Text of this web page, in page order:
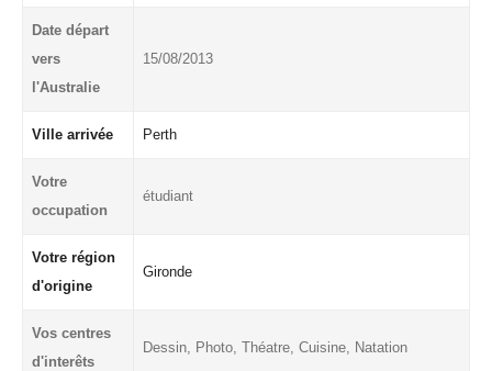
Date départ
vers
l'Australie
15/08/2013
Ville arrivée Perth
Votre
occupation
étudiant
Votre région
d'origine
Gironde
Vos centres
d'interêts
Dessin, Photo, Théatre, Cuisine, Natation